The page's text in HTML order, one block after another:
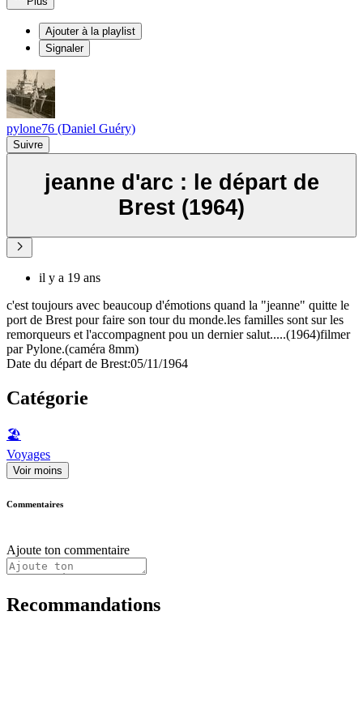
Ajouter à la playlist
Signaler
pylone76 (Daniel Guéry)
Suivre
jeanne d'arc : le départ de
Brest (1964)
il y a 19 ans
c'est toujours avec beaucoup d'émotions quand la "jeanne" quitte le
port de Brest pour faire son tour du monde.les familles sont sur les
remorqueurs et l'accompagnent pou un dernier salut.....(1964)filmer
par Pylone.(caméra 8mm)
Date du départ de Brest:05/11/1964
Catégorie
🏖
Voyages
Voir moins
Commentaires
Ajoute ton commentaire
Recommandations